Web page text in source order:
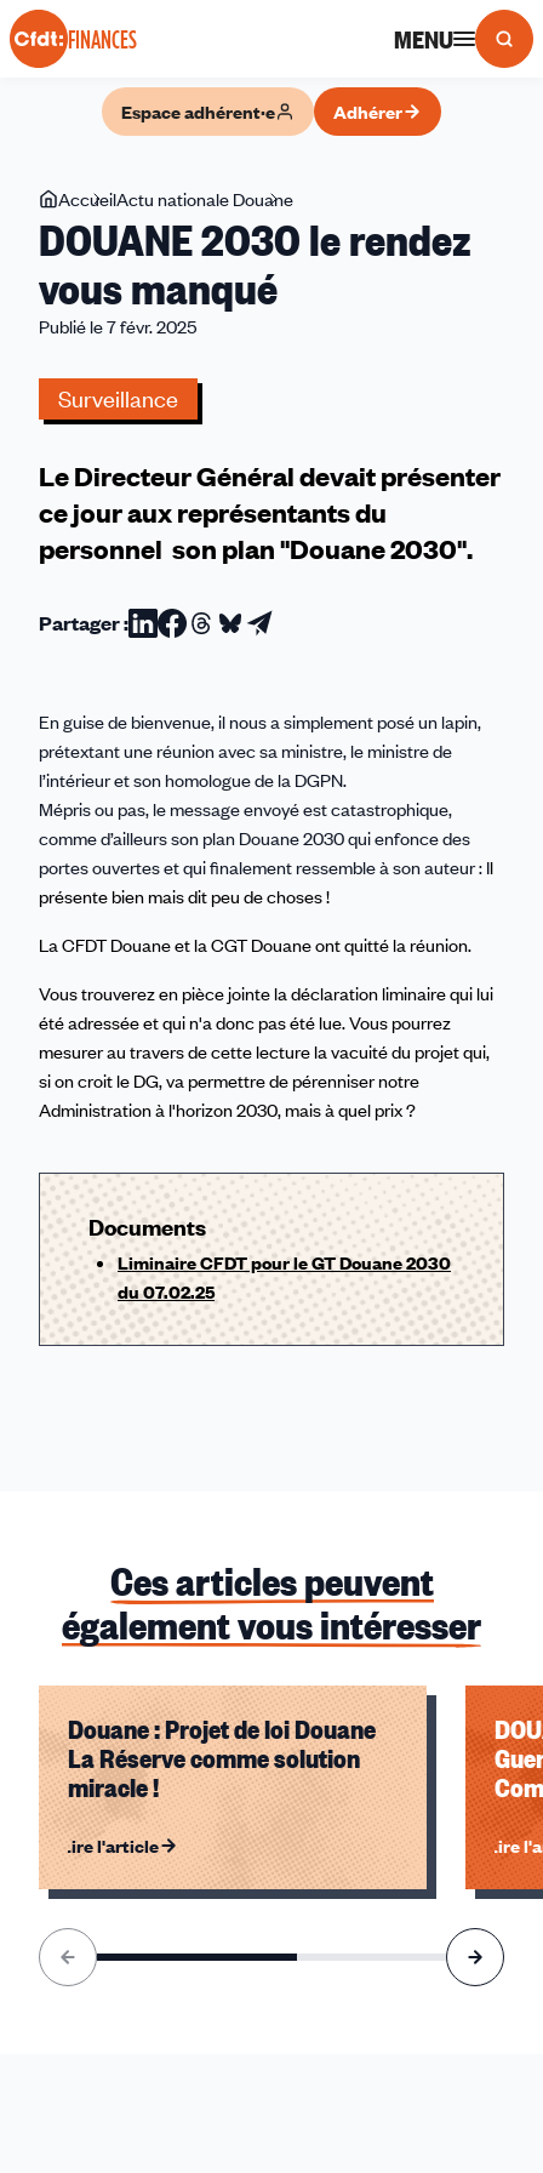
Panneau de gestion des cookies
FINANCES MENU
Espace adhérent·e Adhérer
Vous
êtes
ici
AccueilActu nationale Douane
2030
DOUANE 2030 le rendez
vous manqué
Publié le 7 févr. 2025
Surveillance
Le Directeur Général devait présenter
ce jour aux représentants du
personnel son plan "Douane 2030".
Partager :Partager
Linkedin
Partager
Facebook
Partager
Threads
Partager
Bluesky
Partager
email
En guise de bienvenue, il nous a simplement posé un lapin,
prétextant une réunion avec sa ministre, le ministre de
l’intérieur et son homologue de la DGPN.
Mépris ou pas, le message envoyé est catastrophique,
comme d’ailleurs son plan Douane 2030 qui enfonce des
portes ouvertes et qui finalement ressemble à son auteur : Il
présente bien mais dit peu de choses !
La CFDT Douane et la CGT Douane ont quitté la réunion.
Vous trouverez en pièce jointe la déclaration liminaire qui lui
été adressée et qui n'a donc pas été lue. Vous pourrez
mesurer au travers de cette lecture la vacuité du projet qui,
si on croit le DG, va permettre de pérenniser notre
Administration à l'horizon 2030, mais à quel prix ?
Documents
Liminaire CFDT pour le GT Douane 2030
du 07.02.25
Ces articles peuvent
également vous intéresser
Douane : Projet de loi Douane
La Réserve comme solution
miracle !
Lire l'article Lire